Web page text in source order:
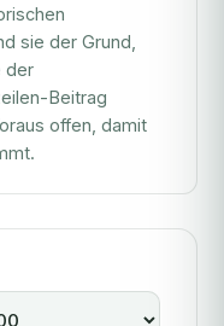
sie der Grund,
der
Beitrag
offen, damit